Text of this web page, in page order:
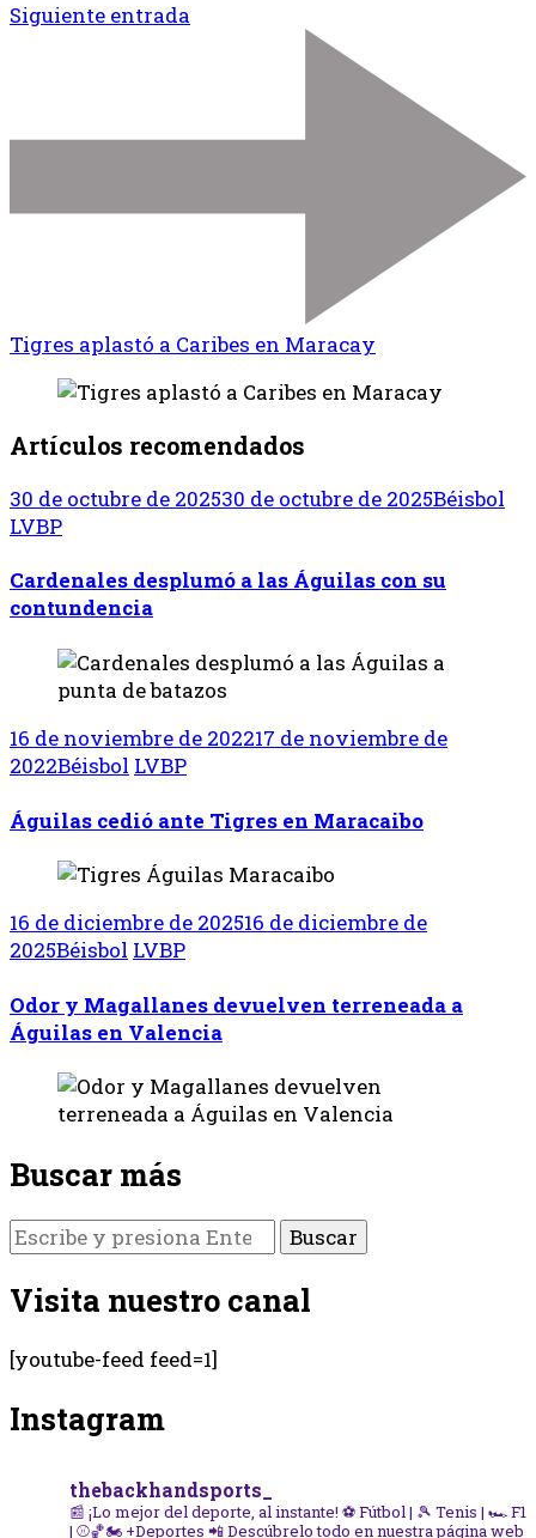
Siguiente entrada
Tigres aplastó a Caribes en Maracay
Artículos recomendados
30 de octubre de 202530 de octubre de 2025Béisbol
LVBP
Cardenales desplumó a las Águilas con su
contundencia
16 de noviembre de 202217 de noviembre de
2022Béisbol LVBP
Águilas cedió ante Tigres en Maracaibo
16 de diciembre de 202516 de diciembre de
2025Béisbol LVBP
Odor y Magallanes devuelven terreneada a
Águilas en Valencia
Buscar más
¿Buscas
algo?
Visita nuestro canal
[youtube-feed feed=1]
Instagram
thebackhandsports_
📰 ¡Lo mejor del deporte, al instante! ⚽ Fútbol | 🎾 Tenis | 🏎️ F1
| ⚾🏀🏍️ +Deportes 📲 Descúbrelo todo en nuestra página web